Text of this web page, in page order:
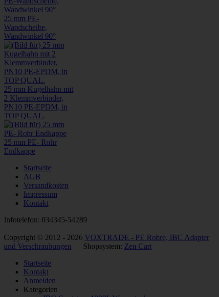
25 mm PE-
Wandscheibe,
Wandwinkel 90°
25 mm Kugelhahn mit
2 Klemmverbinder,
PN10 PE-EPDM, in
TOP QUAL.
25 mm PE- Rohr
Endkappe
Startseite
AGB
Versandkosten
Impressum
Kontakt
Infotelefon: 034345-54289
Copyright © 2012 - 2026 VOXTRADE - PE Rohre, IBC Adapter
und Verschraubungen Shopsystem: Zen Cart
Startseite
Kontakt
Anmelden
Kategorien